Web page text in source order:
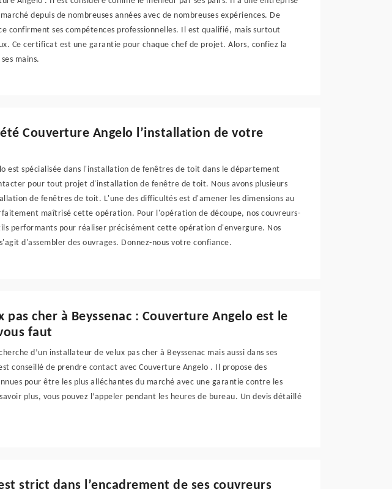
depuis de nombreuses années avec de nombreuses expériences. De
confirment ses compétences professionnelles. Il est qualifié, mais surtout
Ce certificat est une garantie pour chaque chef de projet. Alors, confiez la
mains.
Couverture Angelo l’installation de votre
est spécialisée dans l'installation de fenêtres de toit dans le département
pour tout projet d'installation de fenêtre de toit. Nous avons plusieurs
de fenêtres de toit. L'une des difficultés est d'amener les dimensions au
maîtrisé cette opération. Pour l'opération de découpe, nos couvreurs-
performants pour réaliser précisément cette opération d'envergure. Nos
d'assembler des ouvrages. Donnez-nous votre confiance.
cher à Beyssenac : Couverture Angelo est le
faut
d’un installateur de velux pas cher à Beyssenac mais aussi dans ses
conseillé de prendre contact avec Couverture Angelo . Il propose des
pour être les plus alléchantes du marché avec une garantie contre les
plus, vous pouvez l’appeler pendant les heures de bureau. Un devis détaillé
strict dans l’encadrement de ses couvreurs